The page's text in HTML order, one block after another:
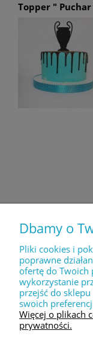
Topper " Puchar
Dbamy o
Pliki cookies i
poprawne
ofertę do Twoich
wykorzystanie
przejść do
swoich
Więcej o plikach
prywatności.